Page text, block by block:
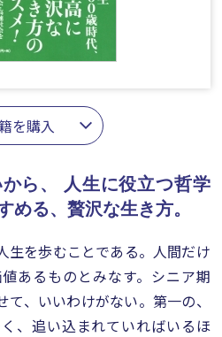
を購入
ら、
人生に役立つ哲学
める、贅沢な生き方。
生を歩むことである。人間だけ
あるものとみなす。シニア期
、いいわけがない。第一の、
、追い込まれていればいるほ